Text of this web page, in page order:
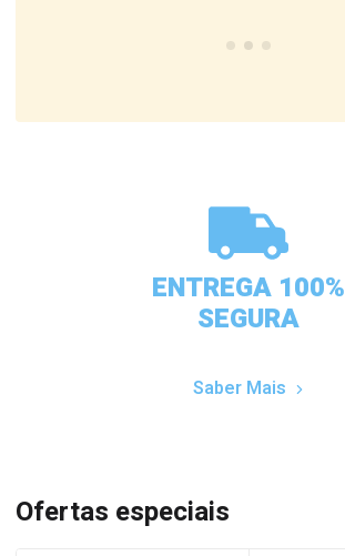
ENTREGA 100%
SEGURA
Saber Mais
Ofertas especiais